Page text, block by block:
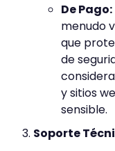
De Pago:
menudo
que
de
y sitios
sensible.
Soporte